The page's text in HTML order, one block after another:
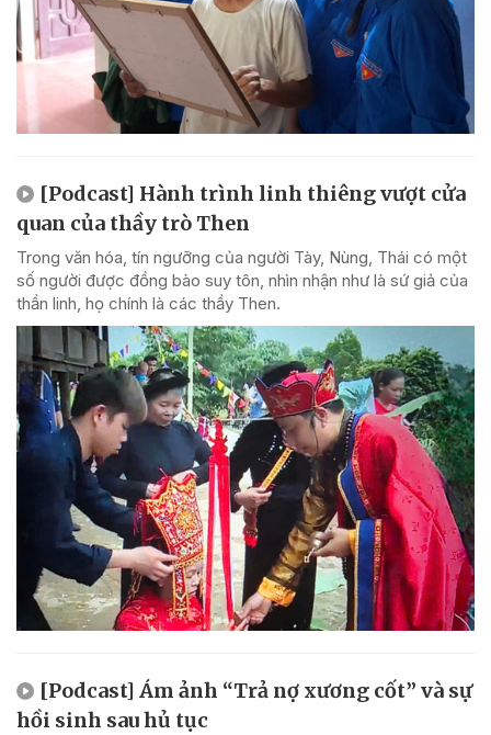
[Podcast] Hành trình linh thiêng vượt cửa
quan của thầy trò Then
Trong văn hóa, tín ngưỡng của người Tày, Nùng, Thái có một
số người được đồng bào suy tôn, nhìn nhận như là sứ giả của
thần linh, họ chính là các thầy Then.
[Podcast] Ám ảnh “Trả nợ xương cốt” và sự
hồi sinh sau hủ tục